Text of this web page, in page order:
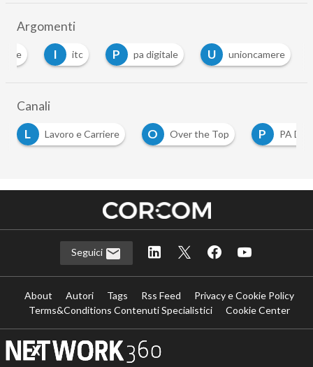
Argomenti
I itc P pa digitale U
unioncamere
Canali
L
Lavoro e Carriere O Over the Top P PA
Seguici
About Autori Tags Rss Feed
Privacy e Cookie Policy
Terms&Conditions Contenuti Specialistici
Cookie Center